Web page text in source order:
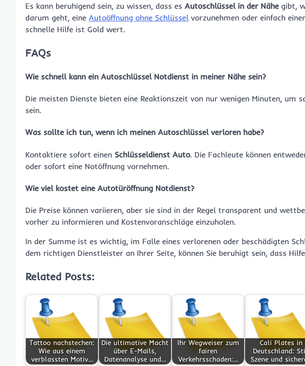
Es kann beruhigend sein, zu wissen, dass es Autoschlüssel in der Nähegibt,
darum geht, eine Autoöffnung ohne Schlüssel vorzunehmen oder einfach
schnelle Hilfe ist Gold wert.
FAQs
Wie schnell kann ein Autoschlüssel Notdienst in meiner Nähe sein?
Die meisten Dienste bieten eine Reaktionszeit von nur wenigen Minuten, um
sein.
Was sollte ich tun, wenn ich meinen Autoschlüssel verloren habe?
Kontaktiere sofort einen Schlüsseldienst Auto. Die Fachleute können
oder sofort eine Notöffnung vornehmen.
Wie viel kostet eine Autotüröffnung Notdienst?
Die Preise können variieren, aber sie sind in der Regel transparent und
vorher zu informieren und Kostenvoranschläge einzuholen.
In der Summe ist es wichtig, im Falle eines verlorenen oder beschädigten
dem richtigen Dienstleister an Ihrer Seite, können Sie beruhigt sein, dass
Related Posts:
Tattoo nachstechen:
Wie aus einem
verblassten Motiv…
Die ultimative Macht
über E-Mails,
Datenanalyse und…
Ihr Wegweiser zum
fairen
Verkehrsschaden:…
Cali Plates in
Deutschland:
Szene und